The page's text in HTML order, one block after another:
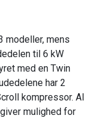
modeller, mens
til 6 kW
med en Twin
har 2
kompressor. Al
mulighed for